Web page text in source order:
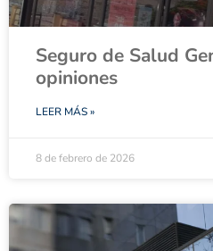
Seguro de Salud
opiniones
LEER MÁS »
8 de febrero de 2026